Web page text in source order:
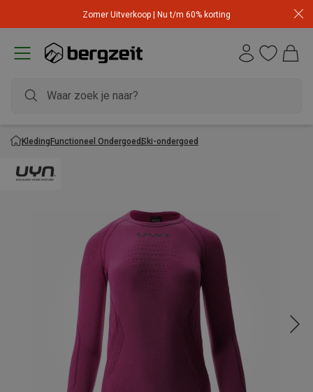
Zomer Uitverkoop | Nu t/m 60% korting
KledingFunctioneel OndergoedSki-ondergoed